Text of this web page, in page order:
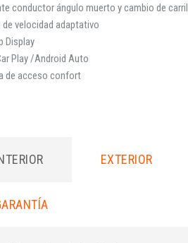
conductor ángulo muerto y cambio de carril
velocidad adaptativo
Display
Play /Android Auto
de acceso confort
EXTERIOR